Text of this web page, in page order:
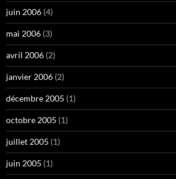
juin 2006 (4)
mai 2006 (3)
avril 2006 (2)
janvier 2006 (2)
décembre 2005 (1)
octobre 2005 (1)
juillet 2005 (1)
juin 2005 (1)